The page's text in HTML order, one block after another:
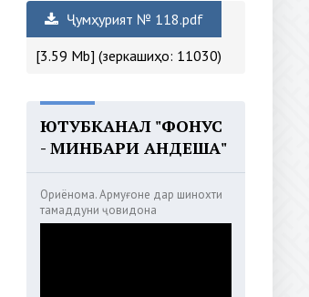
Ҷумҳурият № 118.pdf
[3.59 Mb] (зеркашиҳо: 11030)
ЮТУБКАНАЛ "ФОНУС
- МИНБАРИ АНДЕША"
Ориёнома. Армуғоне дар шинохти
тамаддуни ҷовидона